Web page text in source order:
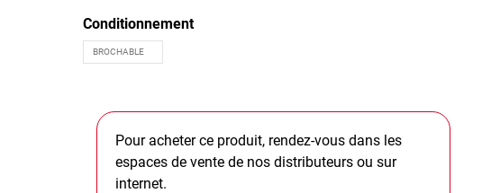
Conditionnement
Pour acheter ce produit, rendez-vous dans les
espaces de vente de nos distributeurs ou sur
internet.